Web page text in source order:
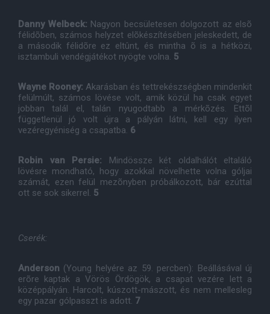
Danny Welbeck: Nagyon becsületesen dolgozott az elsõ
félidõben, számos helyzet elõkészítésében jeleskedett, de
a második félidõre ez eltûnt, és mintha õ is a hétközi,
isztambuli vendégjátékot nyögte volna. 5
Wayne Rooney: Akarásban és tettrekészségben mindenkit
felülmúlt, számos lövése volt, amik közül ha csak egyet
jobban talál el, talán nyugodtabb a mérkõzés. Ettõl
függetlenül jó volt újra a pályán látni, kell egy ilyen
vezéregyéniség a csapatba. 6
Robin van Persie: Mindössze két oldalhálót eltaláló
lövésre mondható, hogy azokkal növelhette volna góljai
számát, ezen felül mezõnyben próbálkozott, bár ezúttal
ott se sok sikerrel. 5
Cserék:
Anderson (Young helyére az 59. percben): Beállásával új
erõre kaptak a Vörös Ördögök, a csapat vezére lett a
középpályán. Harcolt, kúszott-mászott, és nem mellesleg
egy pazar gólpasszt is adott. 7